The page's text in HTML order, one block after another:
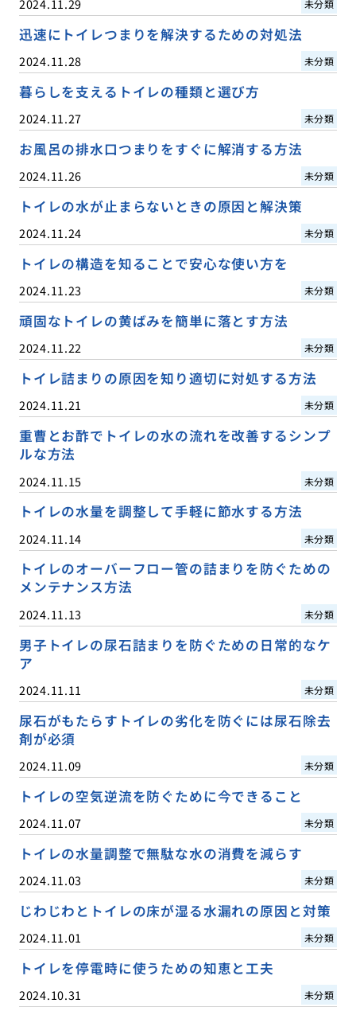
2024.11.29 未分類
迅速にトイレつまりを解決するための対処法
2024.11.28 未分類
暮らしを支えるトイレの種類と選び方
2024.11.27 未分類
お風呂の排水口つまりをすぐに解消する方法
2024.11.26 未分類
トイレの水が止まらないときの原因と解決策
2024.11.24 未分類
トイレの構造を知ることで安心な使い方を
2024.11.23 未分類
頑固なトイレの黄ばみを簡単に落とす方法
2024.11.22 未分類
トイレ詰まりの原因を知り適切に対処する方法
2024.11.21 未分類
重曹とお酢でトイレの水の流れを改善するシンプ
ルな方法
2024.11.15 未分類
トイレの水量を調整して手軽に節水する方法
2024.11.14 未分類
トイレのオーバーフロー管の詰まりを防ぐための
メンテナンス方法
2024.11.13 未分類
男子トイレの尿石詰まりを防ぐための日常的なケ
ア
2024.11.11 未分類
尿石がもたらすトイレの劣化を防ぐには尿石除去
剤が必須
2024.11.09 未分類
トイレの空気逆流を防ぐために今できること
2024.11.07 未分類
トイレの水量調整で無駄な水の消費を減らす
2024.11.03 未分類
じわじわとトイレの床が湿る水漏れの原因と対策
2024.11.01 未分類
トイレを停電時に使うための知恵と工夫
2024.10.31 未分類